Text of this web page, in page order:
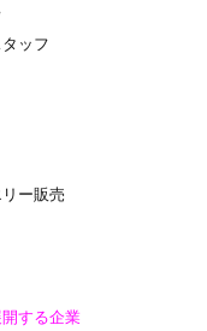
ッフ
ー販売
する企業